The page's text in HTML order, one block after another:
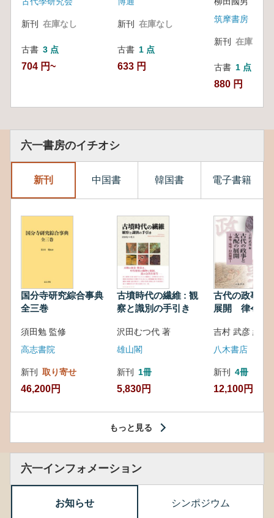
新刊 在庫なし
古書 3 点
704 円~
小田原市本町四丁目
新刊 在庫なし
古書 1 点
633 円
筑摩書房
新刊 在庫なし
古書 1 点
880 円
六一書房のイチオシ
新刊 中国書 韓国書 電子書籍
国分寺研究綜合事典
全三巻
須田勉 監修
高志書院
新刊 取り寄せ
46,200円
古墳時代の繊維 : 観
察と識別の手引き
沢田むつ代 著
雄山閣
新刊 1冊
5,830円
古代の政事と
展開 律令・
吉村 武彦 編集
八木書店
新刊 4冊
12,100円
もっと見る
六一インフォメーション
お知らせ シンポジウム